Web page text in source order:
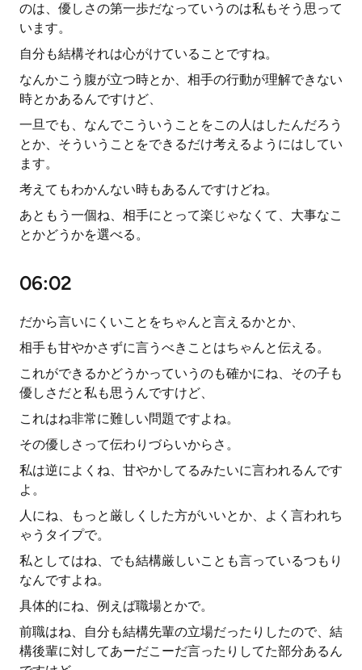
のは、優しさの第一歩だなっていうのは私もそう思って
います。
自分も結構それは心がけていることですね。
なんかこう腹が立つ時とか、相手の行動が理解できない
時とかあるんですけど、
一旦でも、なんでこういうことをこの人はしたんだろう
とか、そういうことをできるだけ考えるようにはしてい
ます。
考えてもわかんない時もあるんですけどね。
あともう一個ね、相手にとって楽じゃなくて、大事なこ
とかどうかを選べる。
06:02
だから言いにくいことをちゃんと言えるかとか、
相手も甘やかさずに言うべきことはちゃんと伝える。
これができるかどうかっていうのも確かにね、その子も
優しさだと私も思うんですけど、
これはね非常に難しい問題ですよね。
その優しさって伝わりづらいからさ。
私は逆によくね、甘やかしてるみたいに言われるんです
よ。
人にね、もっと厳しくした方がいいとか、よく言われち
ゃうタイプで。
私としてはね、でも結構厳しいことも言っているつもり
なんですよね。
具体的にね、例えば職場とかで。
前職はね、自分も結構先輩の立場だったりしたので、結
構後輩に対してあーだこーだ言ったりしてた部分あるん